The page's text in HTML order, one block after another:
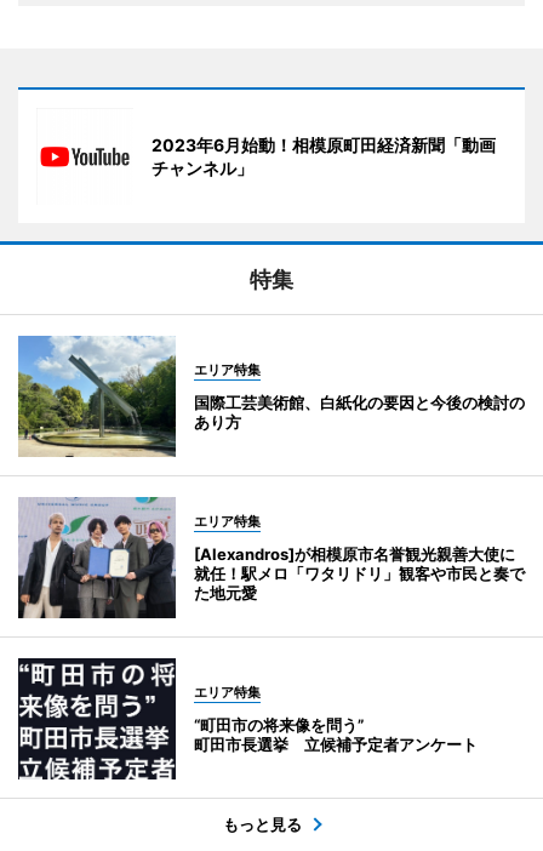
2023年6月始動！相模原町田経済新聞「動画
チャンネル」
特集
エリア特集
国際工芸美術館、白紙化の要因と今後の検討の
あり方
エリア特集
[Alexandros]が相模原市名誉観光親善大使に
就任！駅メロ「ワタリドリ」観客や市民と奏で
た地元愛
エリア特集
“町田市の将来像を問う”
町田市長選挙 立候補予定者アンケート
もっと見る